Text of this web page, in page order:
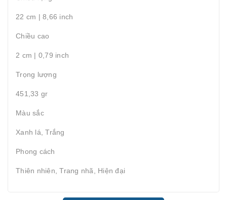
22 cm | 8,66 inch
Chiều cao
2 cm | 0,79 inch
Trọng lượng
451,33 gr
Màu sắc
Xanh lá, Trắng
Phong cách
Thiên nhiên, Trang nhã, Hiện đại